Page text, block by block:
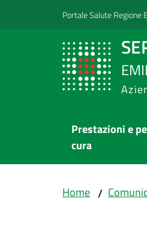
Vai al contenuto
Vai alla navigazionePortale Salute Regione
Prestazioni e
cura
Home /